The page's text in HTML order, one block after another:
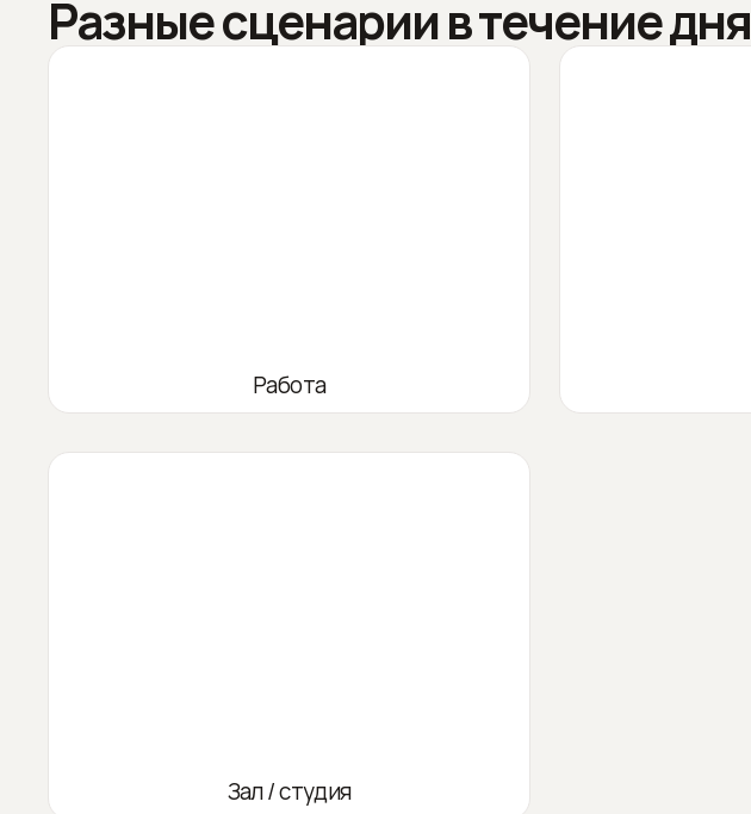
Разные сценарии в течение дня
Работа
Зал / студия